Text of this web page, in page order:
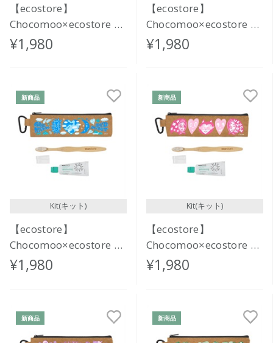
【ecostore】
Chocomoo×ecostore オ
ーラルケアセット
<BASIC>
¥1,980
【ecostore】
Chocomoo×ecostore オ
ーラルケアセット
<BUBBLE>
¥1,980
新商品
Kit(キット)
【ecostore】
Chocomoo×ecostore オ
ーラルケアセット
<MORNING & NIGHT>
¥1,980
新商品
Kit(キット)
【ecostore】
Chocomoo×ecostore オ
ーラルケアセット
<FASHION>
¥1,980
新商品 新商品